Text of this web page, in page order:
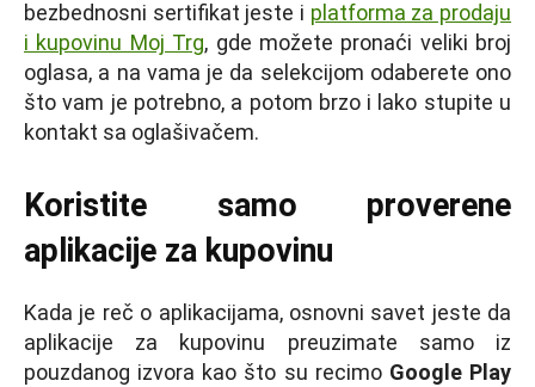
bezbednosni sertifikat jeste i platforma za prodaju
i kupovinu Moj Trg, gde možete pronaći veliki broj
oglasa, a na vama je da selekcijom odaberete ono
što vam je potrebno, a potom brzo i lako stupite u
kontakt sa oglašivačem.
Koristite samo proverene
aplikacije za kupovinu
Kada je reč o aplikacijama, osnovni savet jeste da
aplikacije za kupovinu preuzimate samo iz
pouzdanog izvora kao što su recimo Google Play